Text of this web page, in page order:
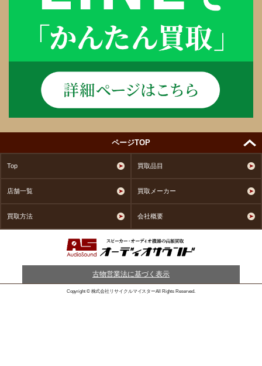
ページTOP
Top 買取品目
店舗一覧 買取メーカー
買取方法 会社概要
古物営業法に基づく表示
Copyright © 株式会社リサイクルマイスターAll Rights Reserved.